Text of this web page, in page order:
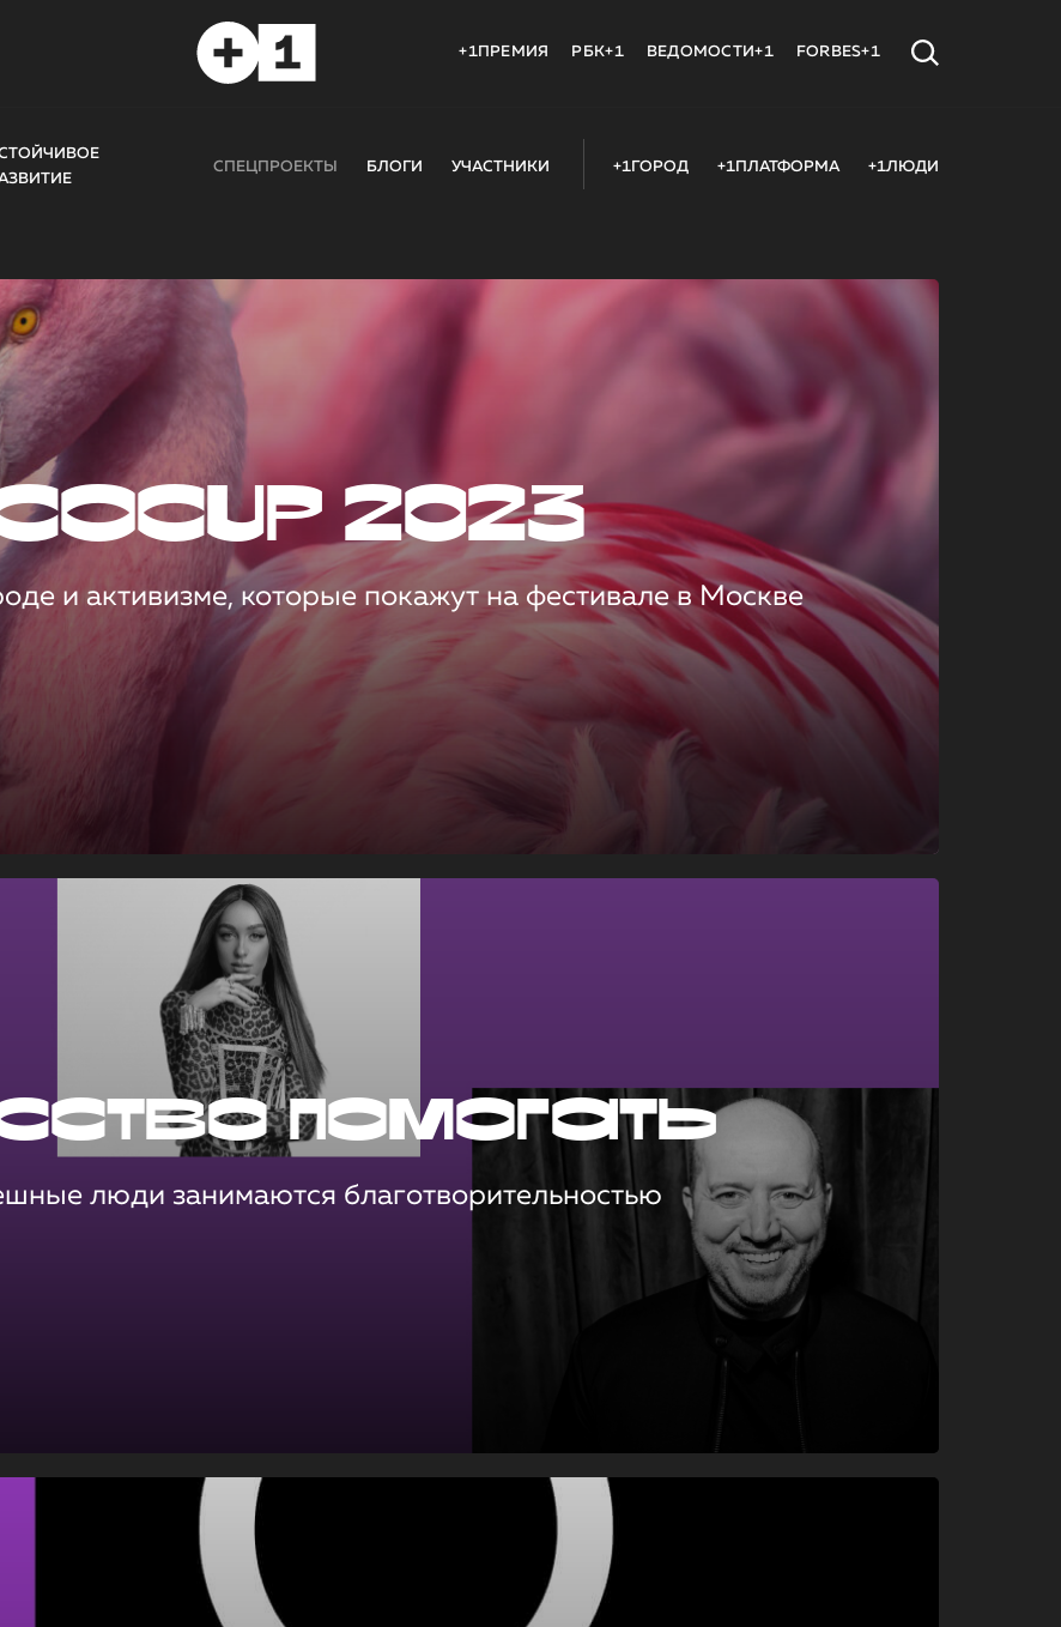
+1ПРЕМИЯ РБК+1 ВЕДОМОСТИ+1 FORBES+1
СПЕЦПРОЕКТЫ БЛОГИ УЧАСТНИКИ +1ГОРОД +1ПЛАТФОРМА +1ЛЮДИ
2023
и активизме, которые покажут на фестивале в Москве
помогать
люди занимаются благотворительностью